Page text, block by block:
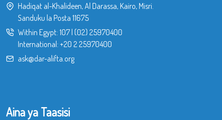
Hadiqat al-Khalideen, Al Darassa, Kairo, Misri.
Sanduku la Posta 11675
Within Egypt: 107| (02) 25970400
International: +20 2 25970400
ask@dar-alifta.org
Aina ya Taasisi